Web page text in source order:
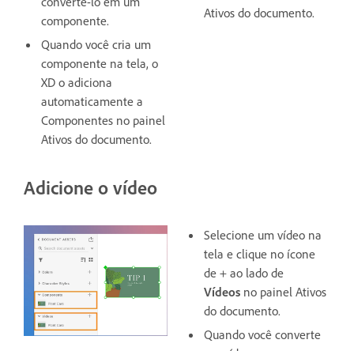
componente.
Quando você cria um
componente na tela, o
XD o adiciona
automaticamente a
Componentes no painel
Ativos do documento.
Ativos do documento.
Adicione o vídeo
Selecione um vídeo na
tela e clique no ícone
de + ao lado de
Vídeos no painel Ativos
do documento.
Quando você converte